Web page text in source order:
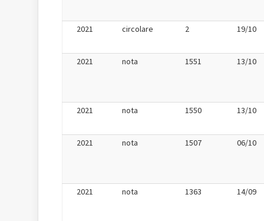
2021 circolare 2 19/10
2021 nota 1551 13/10
2021 nota 1550 13/10
2021 nota 1507 06/10
2021 nota 1363 14/09